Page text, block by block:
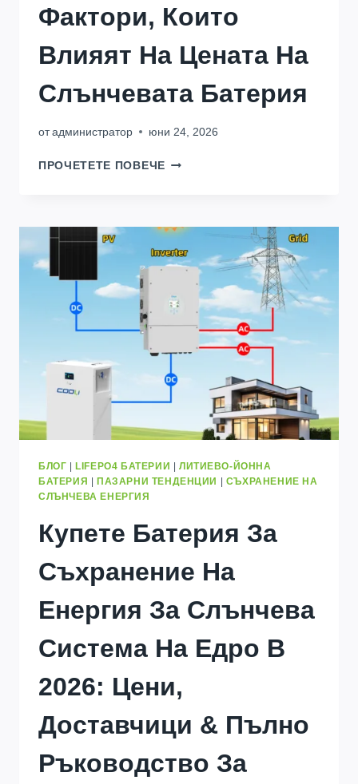
Фактори, Които
Влияят На Цената На
Слънчевата Батерия
от администратор юни 24, 2026
ПРОЧЕТЕТЕ ПОВЕЧЕ5
ВЛИЯЯТ
ЦЕНАТА
СЛЪНЧЕВАТА
БАТЕРИЯ
БЛОГ |LIFEPO4 БАТЕРИИ | ЛИТИЕВО-ЙОННА
БАТЕРИЯ | ПАЗАРНИ ТЕНДЕНЦИИ | СЪХРАНЕНИЕ НА
СЛЪНЧЕВА ЕНЕРГИЯ
Купете Батерия За
Съхранение На
Енергия За Слънчева
Система На Едро В
2026: Цени,
Доставчици & Пълно
Ръководство За